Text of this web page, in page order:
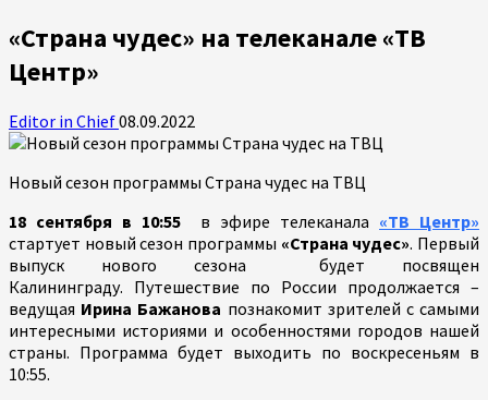
«Страна чудес» на телеканале «ТВ
Центр»
Editor in Chief08.09.2022
Новый сезон программы Страна чудес на ТВЦ
18 сентября в 10:55 в эфире телеканала «ТВ Центр»
стартует новый сезон программы «Страна чудес». Первый
выпуск нового сезона будет посвящен
Калининграду. Путешествие по России продолжается –
ведущая Ирина Бажанова познакомит зрителей с самыми
интересными историями и особенностями городов нашей
страны. Программа будет выходить по воскресеньям в
10:55.